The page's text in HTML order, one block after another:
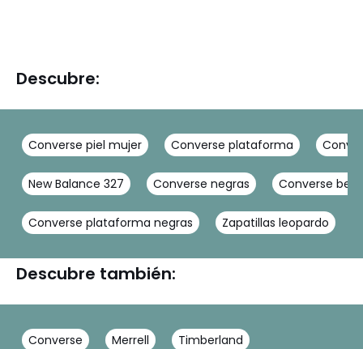
Descubre:
Converse piel mujer Converse plataforma
New Balance 327 Converse negras Converse
Converse plataforma negras Zapatillas leopardo
Descubre también:
Converse Merrell Timberland